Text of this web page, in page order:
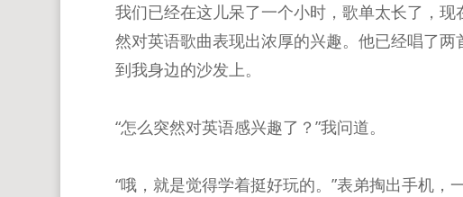
我们已经在这儿呆了一个小时，歌单太长了，
然对英语歌曲表现出浓厚的兴趣。他已经唱了
到我身边的沙发上。
“怎么突然对英语感兴趣了？”我问道。
“哦，就是觉得学着挺好玩的。”表弟掏出手机，